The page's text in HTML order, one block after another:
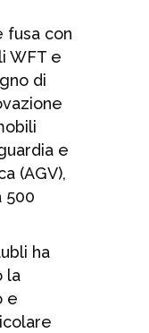
fusa con
WFT e
di
e
(AGV),
500
ha
la
e